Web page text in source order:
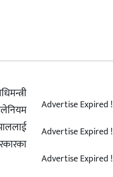
Advertise Expired !
Advertise Expired !
Advertise Expired !